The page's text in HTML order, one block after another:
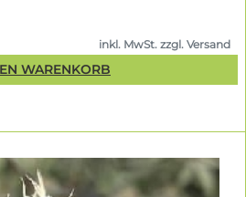
inkl. MwSt. zzgl. Versand
WARENKORB